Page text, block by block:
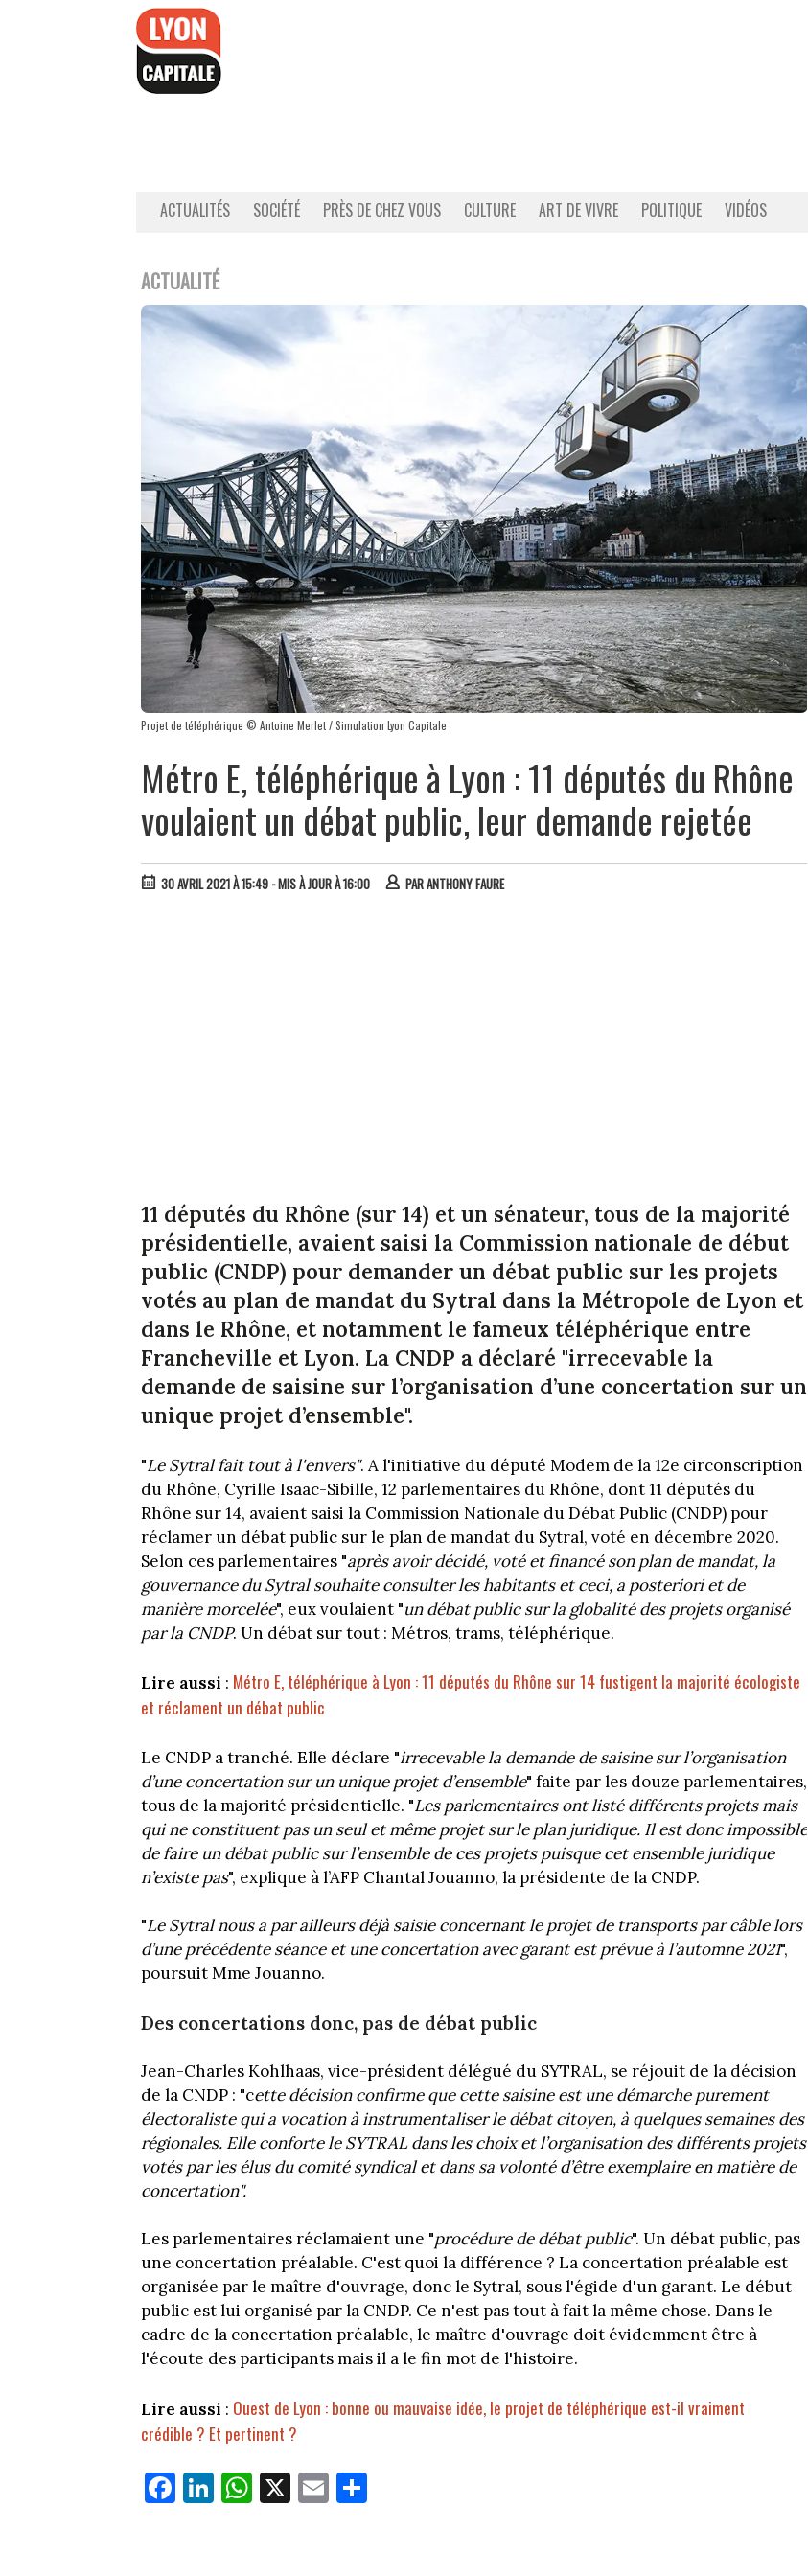
ACTUALITÉS SOCIÉTÉ PRÈS DE CHEZ VOUS CULTURE ART DE VIVRE POLITIQUE VIDÉOS
ACTUALITÉ
Projet de téléphérique © Antoine Merlet / Simulation Lyon Capitale
Métro E, téléphérique à Lyon : 11 députés du Rhône
voulaient un débat public, leur demande rejetée
30 AVRIL 2021 À 15:49 - MIS À JOUR À 16:00 PARANTHONY FAURE
11 députés du Rhône (sur 14) et un sénateur, tous de la majorité
présidentielle, avaient saisi la Commission nationale de début
public (CNDP) pour demander un débat public sur les projets
votés au plan de mandat du Sytral dans la Métropole de Lyon et
dans le Rhône, et notamment le fameux téléphérique entre
Francheville et Lyon. La CNDP a déclaré "irrecevable la
demande de saisine sur l’organisation d’une concertation sur un
unique projet d’ensemble".
"Le Sytral fait tout à l'envers". A l'initiative du député Modem de la 12e circonscription
du Rhône, Cyrille Isaac-Sibille, 12 parlementaires du Rhône, dont 11 députés du
Rhône sur 14, avaient saisi la Commission Nationale du Débat Public (CNDP) pour
réclamer un débat public sur le plan de mandat du Sytral, voté en décembre 2020.
Selon ces parlementaires "après avoir décidé, voté et financé son plan de mandat, la
gouvernance du Sytral souhaite consulter les habitants et ceci, a posteriori et de
manière morcelée", eux voulaient "un débat public sur la globalité des projets organisé
par la CNDP. Un débat sur tout : Métros, trams, téléphérique.
Lire aussi : Métro E, téléphérique à Lyon : 11 députés du Rhône sur 14 fustigent la majorité écologiste
et réclament un débat public
Le CNDP a tranché. Elle déclare "irrecevable la demande de saisine sur l’organisation
d’une concertation sur un unique projet d’ensemble" faite par les douze parlementaires,
tous de la majorité présidentielle. "Les parlementaires ont listé différents projets mais
qui ne constituent pas un seul et même projet sur le plan juridique. Il est donc impossible
de faire un débat public sur l’ensemble de ces projets puisque cet ensemble juridique
n’existe pas", explique à l’AFP Chantal Jouanno, la présidente de la CNDP.
"Le Sytral nous a par ailleurs déjà saisie concernant le projet de transports par câble lors
d’une précédente séance et une concertation avec garant est prévue à l’automne 2021",
poursuit Mme Jouanno.
Des concertations donc, pas de débat public
Jean-Charles Kohlhaas, vice-président délégué du SYTRAL, se réjouit de la décision
de la CNDP : "cette décision confirme que cette saisine est une démarche purement
électoraliste qui a vocation à instrumentaliser le débat citoyen, à quelques semaines des
régionales. Elle conforte leSYTRALdans les choix et l’organisation des différents projets
votés par les élus du comité syndical et dans sa volonté d’être exemplaire en matière de
concertation".
Les parlementaires réclamaient une "procédure de débat public". Un débat public, pas
une concertation préalable. C'est quoi la différence ? La concertation préalable est
organisée par le maître d'ouvrage, donc le Sytral, sous l'égide d'un garant. Le début
public est lui organisé par la CNDP. Ce n'est pas tout à fait la même chose. Dans le
cadre de la concertation préalable, le maître d'ouvrage doit évidemment être à
l'écoute des participants mais il a le fin mot de l'histoire.
Lire aussi : Ouest de Lyon : bonne ou mauvaise idée, le projet de téléphérique est-il vraiment
crédible ? Et pertinent ?
Fa
ce
Li
nk
W
ha
X E
m